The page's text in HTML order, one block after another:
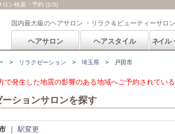
ロン検索・予約 (1/3)
国内最大級のヘアサロン ・リラク＆ビューティーサロ
ヘアサロン ヘアスタイル ネイル
リラクゼーション 埼玉県 戸田市
で発生した地震の影響のある地域へご予約されてい
ーションサロンを探す
駅変更